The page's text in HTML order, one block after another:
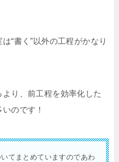
は“書く”以外の工程がかなり
より、前工程を効率化した
のです！
てまとめていますのであわ